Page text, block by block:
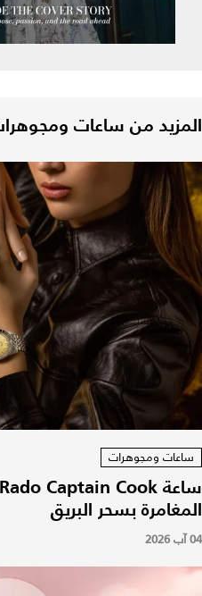
المزيد من ساعات
ساعات ومجوهرات
المغامرة بسحر البريق
04 آب 2026